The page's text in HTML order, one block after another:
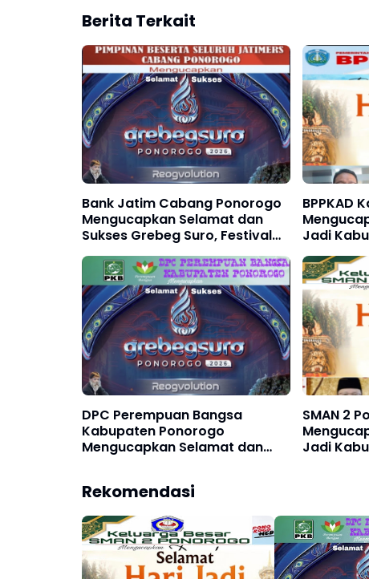
Berita Terkait
Bank Jatim Cabang Ponorogo
Mengucapkan Selamat dan
Sukses Grebeg Suro, Festival
Reog Remaja XXII & Festival
Nasional Reog Ponorogo XXXI
Tahun 2026
BPPKAD
Jadi
530, 11
Agustus
DPC Perempuan Bangsa
Kabupaten Ponorogo
Mengucapkan Selamat dan
SMAN 2
Jadi
Rekomendasi